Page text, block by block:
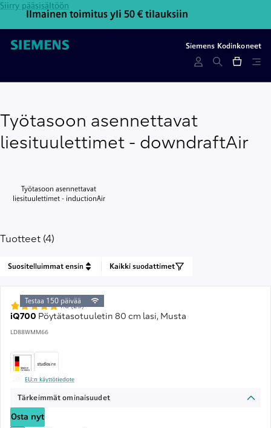
Siirry pääsisältöön
Ilmainen toimitus yli 50 € tilauksiin
Siemens Kodinkoneet
Työtasoon asennettavat
liesituulettimet - downdraftAir
Työtasoon asennettavat
liesituulettimet - inductionAir
Tuotteet (4)
Suositelluimmat ensin Kaikki suodattimet
iQ700 Pöytätasotuuletin 80 cm lasi, Musta
LD88WMM66
4.8 (23)
Testaa 150 päivää
EU:n käyttötiedote
Tärkeimmät ominaisuudet
Osta nyt